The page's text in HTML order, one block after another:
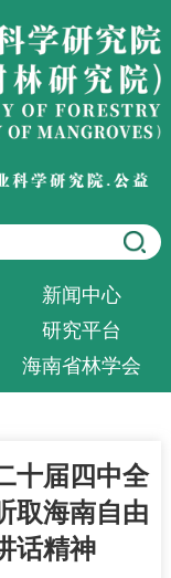
新闻中心
研究平台
海南省林学会
十届四中全
取海南自由
话精神